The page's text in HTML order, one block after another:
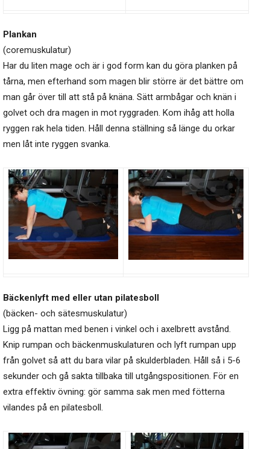
Plankan
(coremuskulatur)
Har du liten mage och är i god form kan du göra planken på
tårna, men efterhand som magen blir större är det bättre om
man går över till att stå på knäna. Sätt armbågar och knän i
golvet och dra magen in mot ryggraden. Kom ihåg att holla
ryggen rak hela tiden. Håll denna ställning så länge du orkar
men låt inte ryggen svanka.
Bäckenlyft med eller utan pilatesboll
(bäcken- och sätesmuskulatur)
Ligg på mattan med benen i vinkel och i axelbrett avstånd.
Knip rumpan och bäckenmuskulaturen och lyft rumpan upp
från golvet så att du bara vilar på skulderbladen. Håll så i 5-6
sekunder och gå sakta tillbaka till utgångspositionen. För en
extra effektiv övning: gör samma sak men med fötterna
vilandes på en pilatesboll.